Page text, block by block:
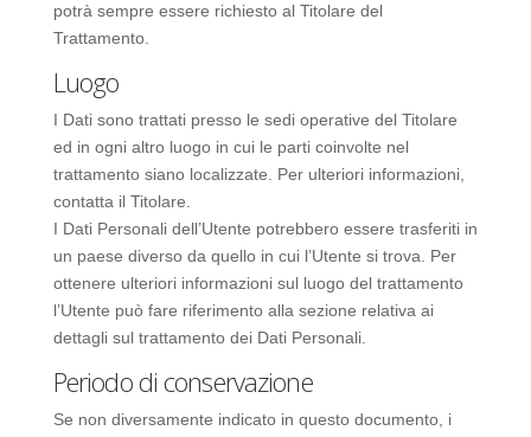
potrà sempre essere richiesto al Titolare del
Trattamento.
Luogo
I Dati sono trattati presso le sedi operative del Titolare
ed in ogni altro luogo in cui le parti coinvolte nel
trattamento siano localizzate. Per ulteriori informazioni,
contatta il Titolare.
I Dati Personali dell’Utente potrebbero essere trasferiti in
un paese diverso da quello in cui l’Utente si trova. Per
ottenere ulteriori informazioni sul luogo del trattamento
l’Utente può fare riferimento alla sezione relativa ai
dettagli sul trattamento dei Dati Personali.
Periodo di conservazione
Se non diversamente indicato in questo documento, i